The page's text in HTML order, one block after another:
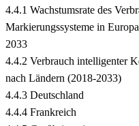
4.4.1 Wachstumsrate des
Markierungssysteme in
2033
4.4.2 Verbrauch intelligenter
nach Ländern (2018-2033)
4.4.3 Deutschland
4.4.4 Frankreich